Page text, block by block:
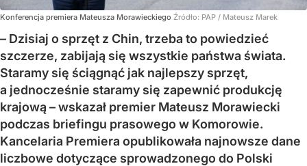
Konferencja premiera Mateusza Morawieckiego Źródło: PAP / Mateusz Marek
– Dzisiaj o sprzęt z Chin, trzeba to powiedzieć
szczerze, zabijają się wszystkie państwa świata.
Staramy się ściągnąć jak najlepszy sprzęt,
a jednocześnie staramy się zapewnić produkcję
krajową – wskazał premier Mateusz Morawiecki
podczas briefingu prasowego w Komorowie.
Kancelaria Premiera opublikowała najnowsze dane
liczbowe dotyczące sprowadzonego do Polski